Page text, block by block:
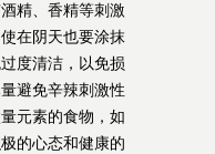
精、香精等刺激
在阴天也要涂抹
度清洁，以免损
避免辛辣刺激性
元素的食物，如
的心态和健康的